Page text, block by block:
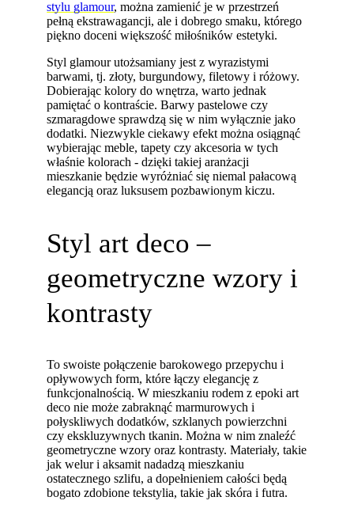
stylu glamour, można zamienić je w przestrzeń
pełną ekstrawagancji, ale i dobrego smaku, którego
piękno doceni większość miłośników estetyki.
Styl glamour utożsamiany jest z wyrazistymi
barwami, tj. złoty, burgundowy, filetowy i różowy.
Dobierając kolory do wnętrza, warto jednak
pamiętać o kontraście. Barwy pastelowe czy
szmaragdowe sprawdzą się w nim wyłącznie jako
dodatki. Niezwykle ciekawy efekt można osiągnąć
wybierając meble, tapety czy akcesoria w tych
właśnie kolorach - dzięki takiej aranżacji
mieszkanie będzie wyróżniać się niemal pałacową
elegancją oraz luksusem pozbawionym kiczu.
Styl art deco –
geometryczne wzory i
kontrasty
To swoiste połączenie barokowego przepychu i
opływowych form, które łączy elegancję z
funkcjonalnością. W mieszkaniu rodem z epoki art
deco nie może zabraknąć marmurowych i
połyskliwych dodatków, szklanych powierzchni
czy ekskluzywnych tkanin. Można w nim znaleźć
geometryczne wzory oraz kontrasty. Materiały, takie
jak welur i aksamit nadadzą mieszkaniu
ostatecznego szlifu, a dopełnieniem całości będą
bogato zdobione tekstylia, takie jak skóra i futra.